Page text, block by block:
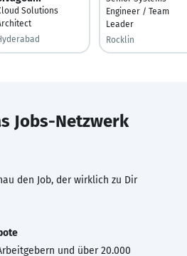
Solutions
Engineer / Team
Leader
Rocklin
Jobs-Netzwerk
den Job, der wirklich zu Dir
und über 20.000